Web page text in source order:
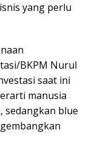
yang perlu
BKPM Nurul
saat ini
manusia
sedangkan blue